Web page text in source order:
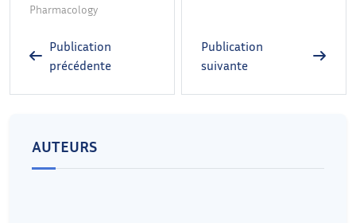
Pharmacology
Publication
précédente
Publication
suivante
AUTEURS